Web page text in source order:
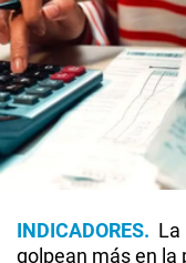
INDICADORES
La
golpean más en la